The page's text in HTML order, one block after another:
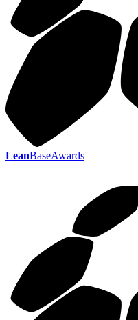
LeanBaseAwards